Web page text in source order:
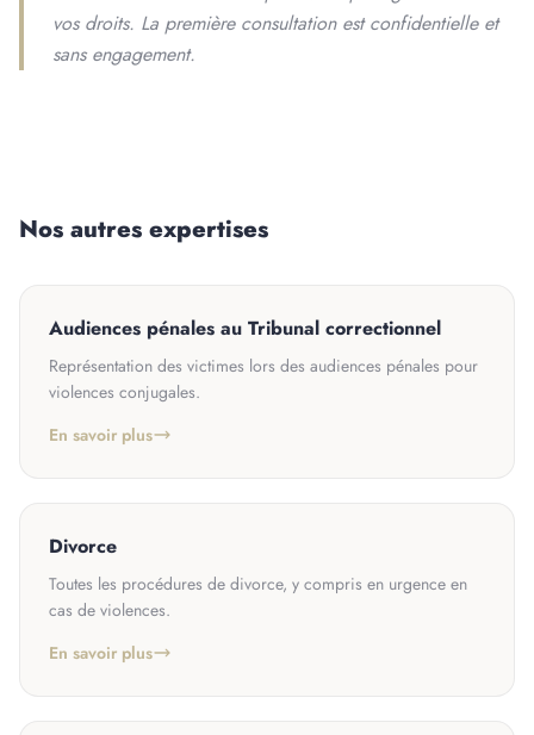
vos droits. La première consultation est confidentielle et
sans engagement.
Nos autres expertises
Audiences pénales au Tribunal correctionnel
Représentation des victimes lors des audiences pénales pour
violences conjugales.
En savoir plus
Divorce
Toutes les procédures de divorce, y compris en urgence en
cas de violences.
En savoir plus